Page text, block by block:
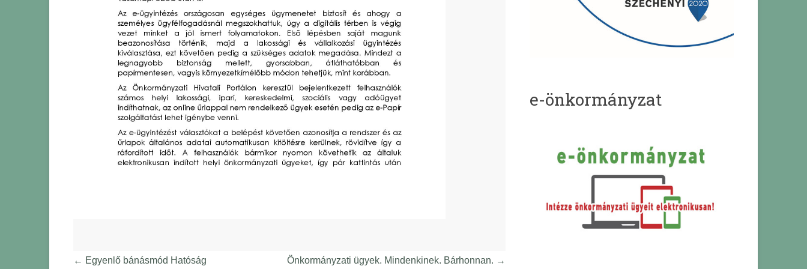
← Egyenlő bánásmód Hatóság Önkormányzati ügyek. Mindenkinek. Bárhonnan. →
e-önkormányzat